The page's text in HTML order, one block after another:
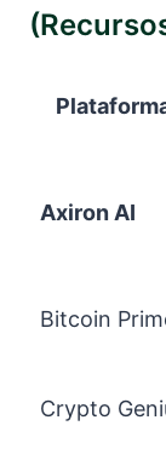
Axiron AI
Bitcoin
Crypto